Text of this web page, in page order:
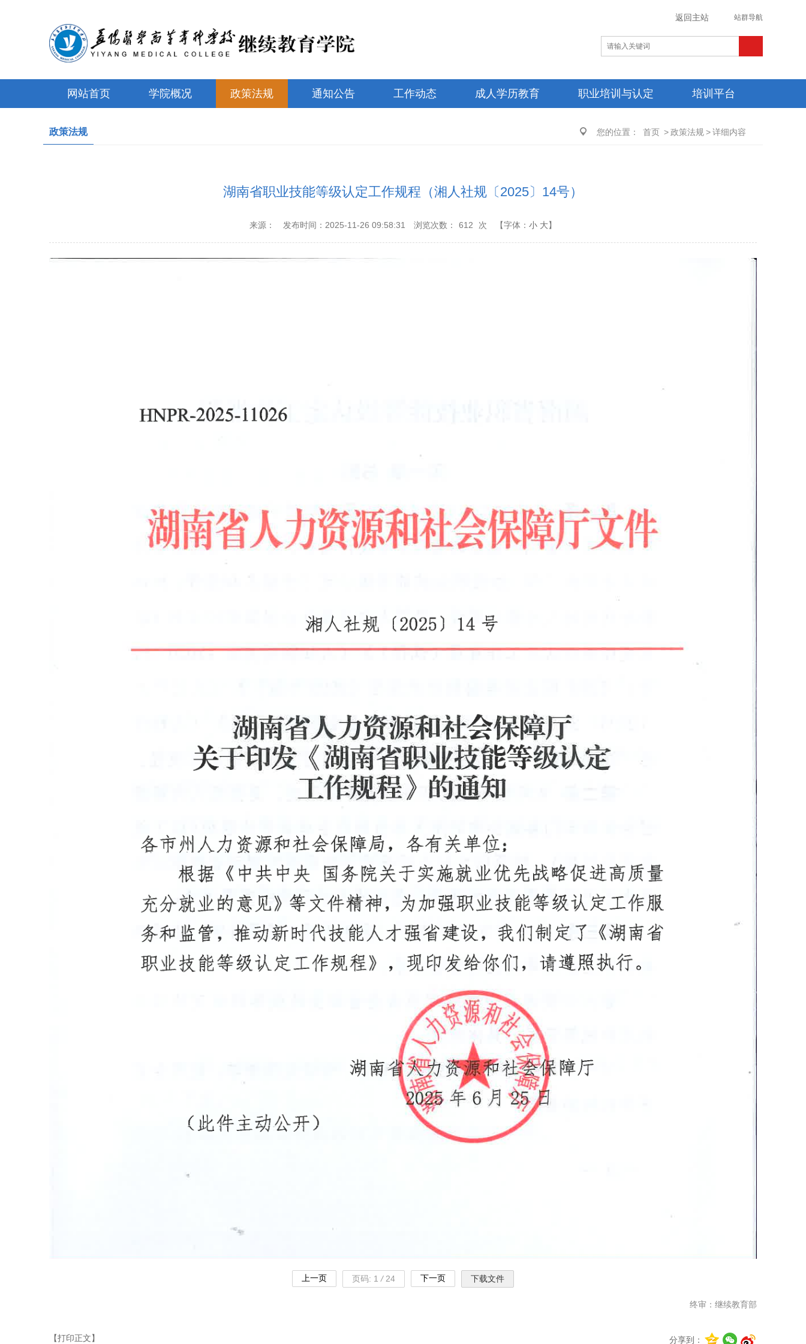
返回主站 站群导航
网站首页 学院概况 政策法规 通知公告 工作动态 成人学历教育 职业培训与认定 培训平台
您的位置： 首页 >政策法规>详细内容
政策法规
湖南省职业技能等级认定工作规程（湘人社规〔2025〕14号）
来源： 发布时间：2025-11-26 09:58:31 浏览次数： 612 次 【字体： 小 大】
上一页 页码: 1 / 24 下一页 下载文件
终审：继续教育部
分享到：
【打印正文】